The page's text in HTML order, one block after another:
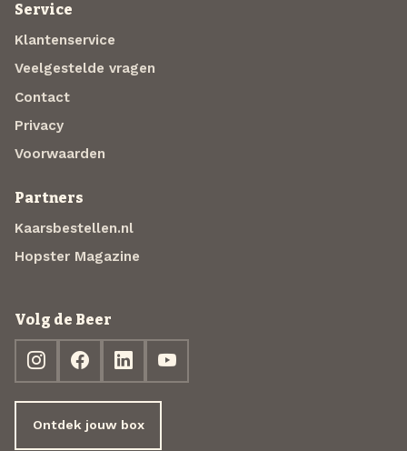
Service
Klantenservice
Veelgestelde vragen
Contact
Privacy
Voorwaarden
Partners
Kaarsbestellen.nl
Hopster Magazine
Volg de Beer
Ontdek jouw box